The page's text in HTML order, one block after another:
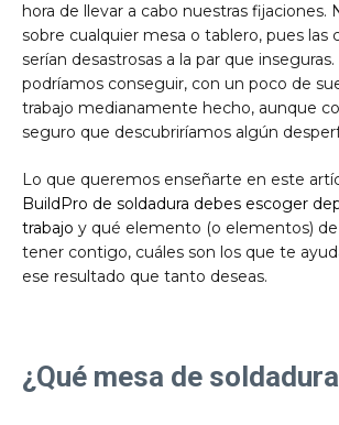
hora de llevar a cabo nuestras fijaciones.
sobre cualquier mesa o tablero, pues las
serían desastrosas a la par que
podríamos conseguir, con un poco de
trabajo medianamente hecho, aunque
seguro que descubriríamos algún
Lo que queremos enseñarte en este
BuildPro de soldadura debes escoger
trabajo y qué elemento (o elementos)
tener contigo, cuáles son los que te
ese resultado que tanto deseas.
¿Qué mesa de